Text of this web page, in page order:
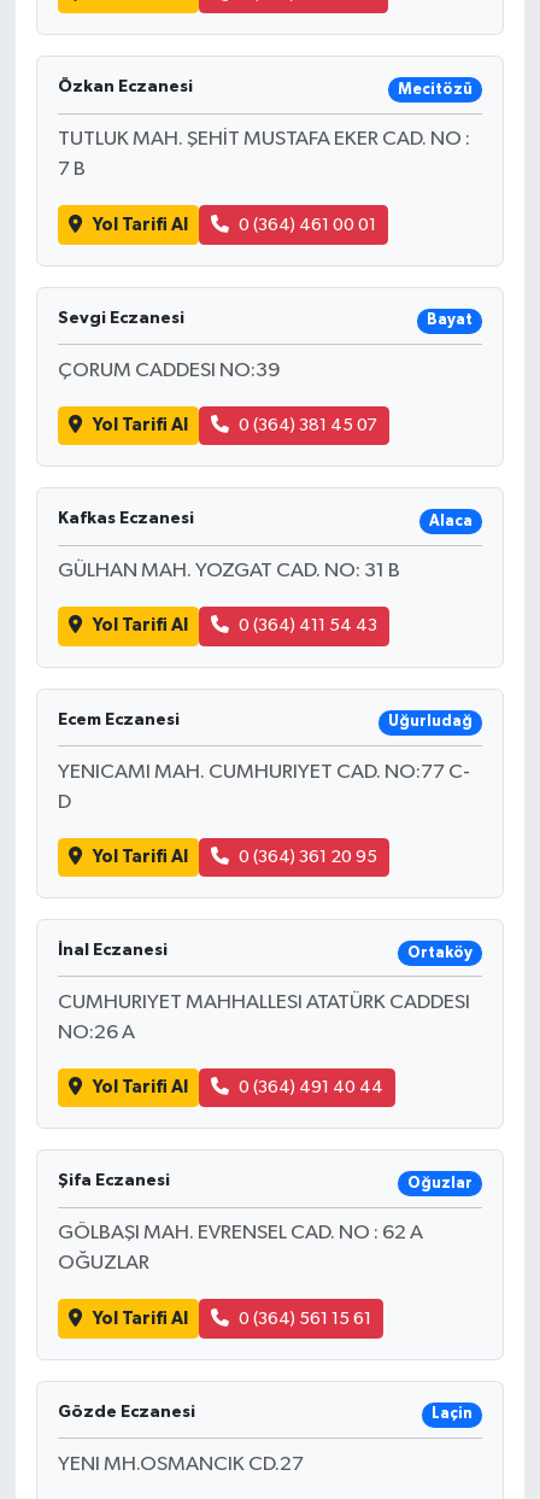
Özkan Eczanesi Mecitözü
TUTLUK MAH. ŞEHİT MUSTAFA EKER CAD. NO :
7 B
Yol Tarifi Al 0 (364) 461 00 01
Sevgi Eczanesi Bayat
ÇORUM CADDESI NO:39
Yol Tarifi Al 0 (364) 381 45 07
Kafkas Eczanesi Alaca
GÜLHAN MAH. YOZGAT CAD. NO: 31 B
Yol Tarifi Al 0 (364) 411 54 43
Ecem Eczanesi Uğurludağ
YENICAMI MAH. CUMHURIYET CAD. NO:77 C-
D
Yol Tarifi Al 0 (364) 361 20 95
İnal Eczanesi Ortaköy
CUMHURIYET MAHHALLESI ATATÜRK CADDESI
NO:26 A
Yol Tarifi Al 0 (364) 491 40 44
Şifa Eczanesi Oğuzlar
GÖLBAŞI MAH. EVRENSEL CAD. NO : 62 A
OĞUZLAR
Yol Tarifi Al 0 (364) 561 15 61
Gözde Eczanesi Laçin
YENI MH.OSMANCIK CD.27